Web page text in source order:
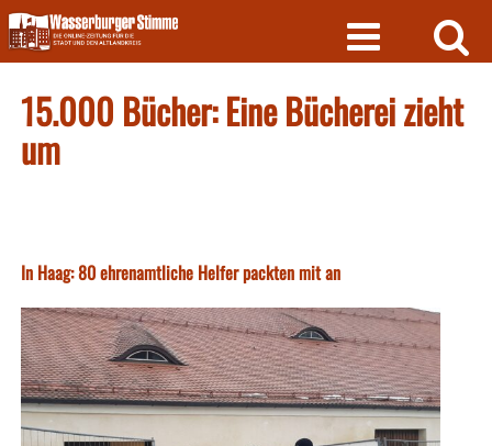
Skip
to
content
15.000 Bücher: Eine Bücherei zieht
um
In Haag: 80 ehrenamtliche Helfer packten mit an